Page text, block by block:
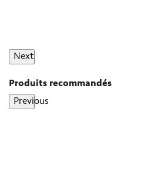
Next
Produits recommandés
Previous